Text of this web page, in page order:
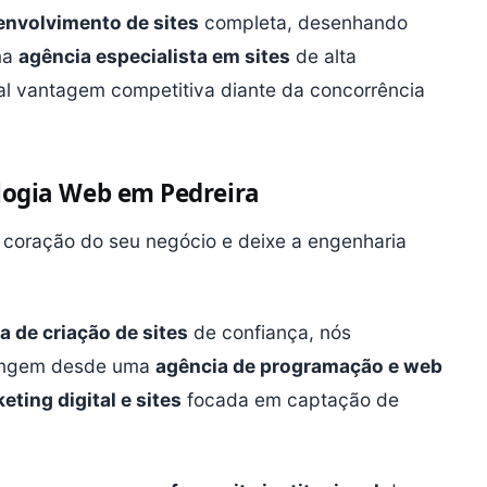
de sites completa, desenhando
agência especialista em sites de alta
vantagem competitiva diante da concorrência
Web em Pedreira
do seu negócio e deixe a engenharia
de criação de sites de confiança, nós
desde uma agência de programação e web
digital e sites focada em captação de